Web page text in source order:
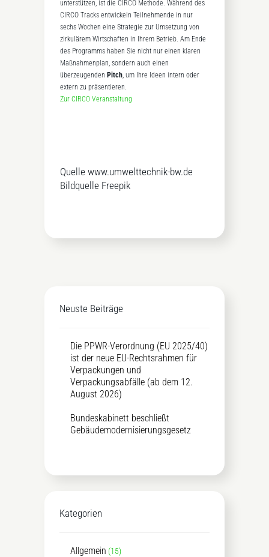
unterstützen, ist die CIRCO Methode. Während des
CIRCO Tracks entwickeln Teilnehmende in nur
sechs Wochen eine Strategie zur Umsetzung von
zirkulärem Wirtschaften in Ihrem Betrieb. Am Ende
des Programms haben Sie nicht nur einen klaren
Maßnahmenplan, sondern auch einen
überzeugenden Pitch, um Ihre Ideen intern oder
extern zu präsentieren.
Zur CIRCO Veranstaltung
Quelle www.umwelttechnik-bw.de
Bildquelle Freepik
Neuste Beiträge
Die PPWR-Verordnung (EU 2025/40)
ist der neue EU-Rechtsrahmen für
Verpackungen und
Verpackungsabfälle (ab dem 12.
August 2026)
Bundeskabinett beschließt
Gebäudemodernisierungsgesetz
Kategorien
Allgemein (15)